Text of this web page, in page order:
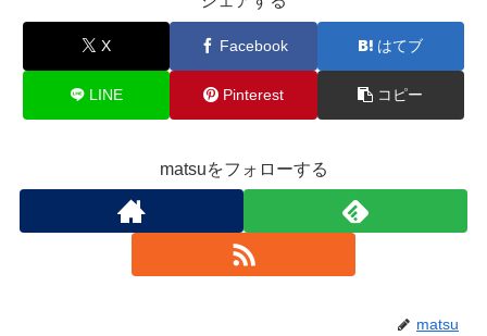
X Facebook はてブ
LINE Pinterest コピー
matsuをフォローする
matsu